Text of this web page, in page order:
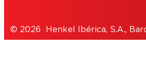
© 2026 Henkel Ibérica, S.A.,